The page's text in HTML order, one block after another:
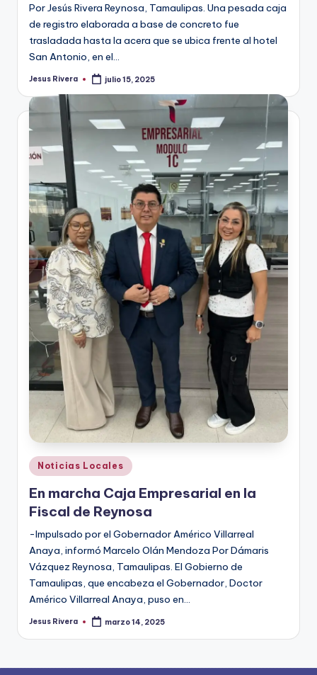
Por Jesús Rivera Reynosa, Tamaulipas. Una pesada caja
de registro elaborada a base de concreto fue
trasladada hasta la acera que se ubica frente al hotel
San Antonio, en el…
Publicado
Jesus Rivera julio 15, 2025
Publicado
en
Noticias Locales
En marcha Caja Empresarial en la
Fiscal de Reynosa
-Impulsado por el Gobernador Américo Villarreal
Anaya, informó Marcelo Olán Mendoza Por Dámaris
Vázquez Reynosa, Tamaulipas. El Gobierno de
Tamaulipas, que encabeza el Gobernador, Doctor
Américo Villarreal Anaya, puso en…
Publicado
Jesus Rivera marzo 14, 2025